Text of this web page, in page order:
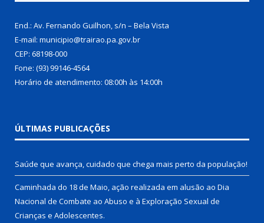
End.: Av. Fernando Guilhon, s/n – Bela Vista
E-mail: municipio@trairao.pa.gov.br
CEP: 68198-000
Fone: (93) 99146-4564
Horário de atendimento: 08:00h às 14:00h
ÚLTIMAS PUBLICAÇÕES
Saúde que avança, cuidado que chega mais perto da população!
Caminhada do 18 de Maio, ação realizada em alusão ao Dia
Nacional de Combate ao Abuso e à Exploração Sexual de
Crianças e Adolescentes.